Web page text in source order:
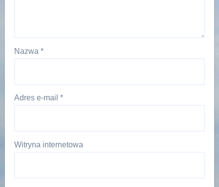
Nazwa *
Adres e-mail *
Witryna internetowa